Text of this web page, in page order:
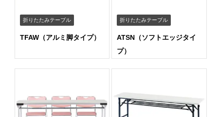
折りたたみテーブル
TFAW（アルミ脚タイプ）
折りたたみテーブル
ATSN（ソフトエッジタイ
プ）